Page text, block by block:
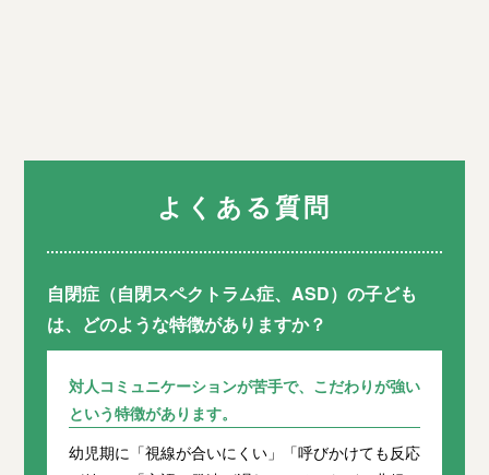
よくある質問
自閉症（自閉スペクトラム症、ASD）の子ども
は、どのような特徴がありますか？
対人コミュニケーションが苦手で、こだわりが強い
という特徴があります。
幼児期に「視線が合いにくい」「呼びかけても反応